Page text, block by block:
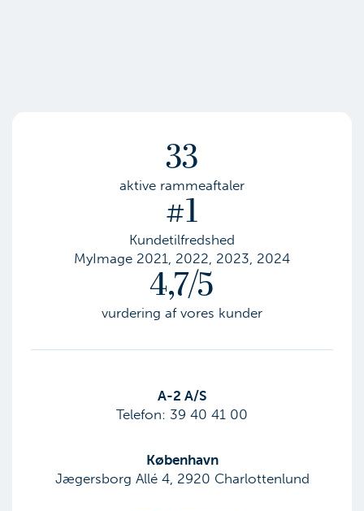
33
aktive rammeaftaler
#1
Kundetilfredshed
MyImage 2021, 2022, 2023, 2024
4,7/5
vurdering af vores kunder
​A-2 A/S
Telefon: 39 40 41 00
København
Jægersborg Allé 4, 2920 Charlottenlund